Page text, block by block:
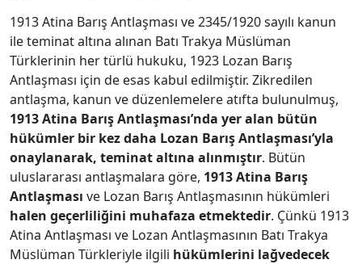
1913 Atina Barış Antlaşması ve 2345/1920 sayılı kanun
ile teminat altına alınan Batı Trakya Müslüman
Türklerinin her türlü hukuku, 1923 Lozan Barış
Antlaşması için de esas kabul edilmiştir. Zikredilen
antlaşma, kanun ve düzenlemelere atıfta bulunulmuş,
1913 Atina Barış Antlaşması’nda yer alan bütün
hükümler bir kez daha Lozan Barış Antlaşması’yla
onaylanarak, teminat altına alınmıştır. Bütün
uluslararası antlaşmalara göre, 1913 Atina Barış
Antlaşması ve Lozan Barış Antlaşmasının hükümleri
halen geçerliliğini muhafaza etmektedir. Çünkü 1913
Atina Antlaşması ve Lozan Antlaşmasının Batı Trakya
Müslüman Türkleriyle ilgili hükümlerini lağvedecek